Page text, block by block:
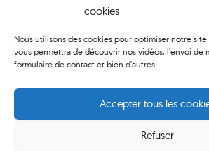
cookies
Nous utilisons des cookies pour optimiser notre
vous permettra de découvrir nos vidéos, l'envoi de
formulaire de contact et bien d'autres.
Accepter tous les
Refuser
Animo HOTEL
02 40 61 74 02
contact@animo-hotel.fr
Route de Brederac, 44500 La Baule-
Du lundi au samedi de 10h00 à 12h00 et de